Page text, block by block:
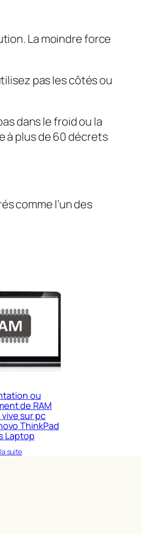
La moindre force
pas les côtés ou
dans le froid ou la
à plus de 60 décrets
comme l’un des
ou
de RAM
sur pc
ThinkPad
Laptop
suite